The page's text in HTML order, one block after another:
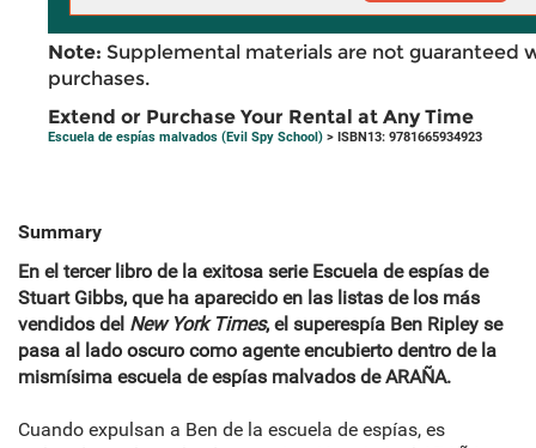
Note: Supplemental materials are not guaranteed
purchases.
Extend or Purchase Your Rental at Any Time
Escuela de espías malvados (Evil Spy School) > ISBN13: 9781665934923
Summary
En el tercer libro de la exitosa serie Escuela de espías de
Stuart Gibbs, que ha aparecido en las listas de los más
vendidos del New York Times, el superespía Ben Ripley se
pasa al lado oscuro como agente encubierto dentro de la
mismísima escuela de espías malvados de ARAÑA.
Cuando expulsan a Ben de la escuela de espías, es